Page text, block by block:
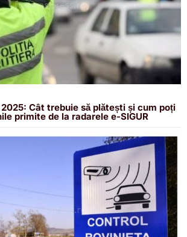
Cât trebuie să plătești și cum poți
primite de la radarele e-SIGUR